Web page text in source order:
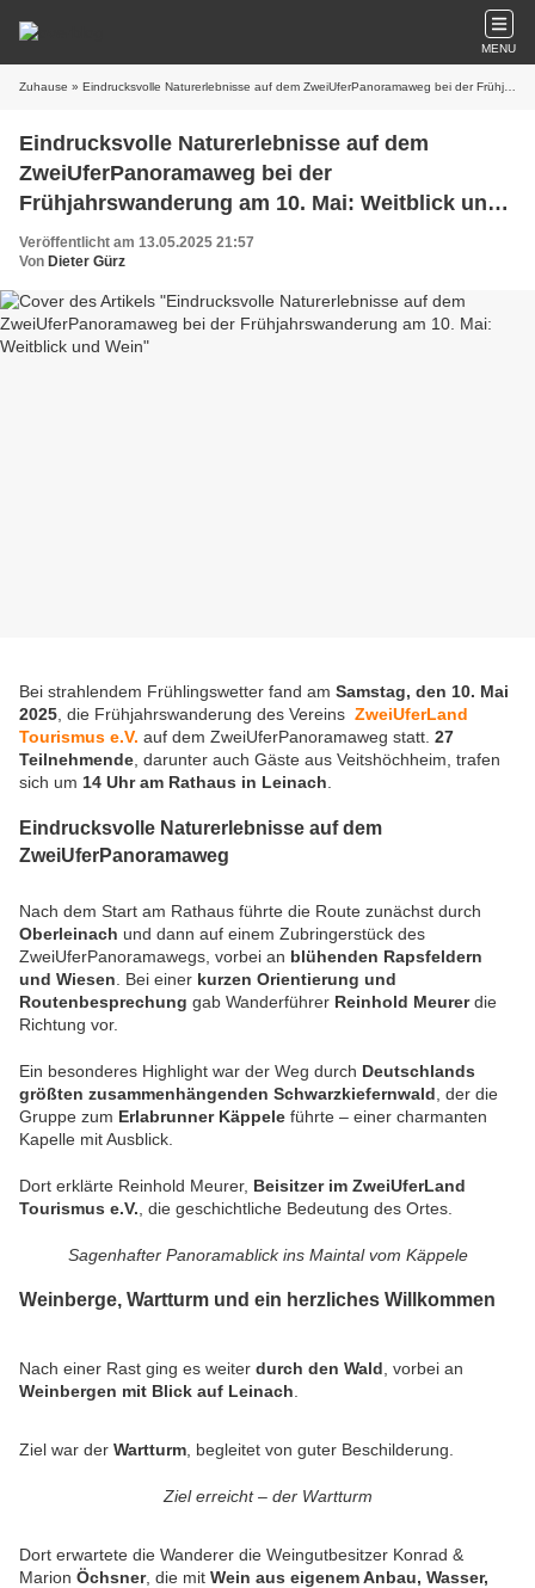
MENU
Zuhause » Eindrucksvolle Naturerlebnisse auf dem ZweiUferPanoramaweg bei der Frühjahrswanderung am 10. Mai: Weitblick und Wein
Eindrucksvolle Naturerlebnisse auf dem
ZweiUferPanoramaweg bei der
Frühjahrswanderung am 10. Mai: Weitblick und
Wein
Veröffentlicht am 13.05.2025 21:57
Von Dieter Gürz
Bei strahlendem Frühlingswetter fand am Samstag, den 10. Mai
2025 , die Frühjahrswanderung des Vereins ZweiUferLand
Tourismus e.V. auf dem ZweiUferPanoramaweg statt. 27
Teilnehmende , darunter auch Gäste aus Veitshöchheim, trafen
sich um 14 Uhr am Rathaus in Leinach
Eindrucksvolle Naturerlebnisse auf dem
ZweiUferPanoramaweg
Nach dem Start am Rathaus führte die Route zunächst durch
Oberleinach und dann auf einem Zubringerstück des
ZweiUferPanoramawegs, vorbei an blühenden Rapsfeldern
und Wiesen . Bei einer kurzen Orientierung und
Routenbesprechung gab Wanderführer Reinhold Meurerdie
Richtung vor.
Ein besonderes Highlight war der Weg durch Deutschlands
größten zusammenhängenden Schwarzkiefernwald , der die
Gruppe zum Erlabrunner Käppele führte – einer charmanten
Kapelle mit Ausblick.
Dort erklärte Reinhold Meurer, Beisitzer im ZweiUferLand
Tourismus e.V. , die geschichtliche Bedeutung des Ortes.
Sagenhafter Panoramablick ins Maintal vom Käppele
Weinberge, Wartturm und ein herzliches Willkommen
Nach einer Rast ging es weiter durch den Wald , vorbei an
Weinbergen mit Blick auf Leinach
Ziel war der Wartturm , begleitet von guter Beschilderung.
Ziel erreicht – der Wartturm
Dort erwartete die Wanderer die Weingutbesitzer Konrad &
Marion Öchsner, die mit Wein aus eigenem Anbau, Wasser,